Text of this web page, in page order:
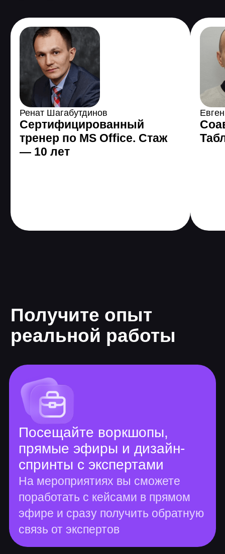
Программа онлайн-
курса
20 практических заданий
Интерфейс и возможности Excel
Структура листа. Ввод и обработка
Форматы и значения. Стилевое и
условное форматирование
Анализ таблиц. Печать таблиц
Проверка данных и поиск ошибок
Сводные таблицы
Вычисления и формулы. Умные
таблицы
Функции подсчета и суммирования.
Статистические функции. Функции
округления
Логические функции
Текстовые функции и инструменты
Функции для работы с датой и
временем
Условное форматирование с
применением формул
Функции поиска и подстановки
данных